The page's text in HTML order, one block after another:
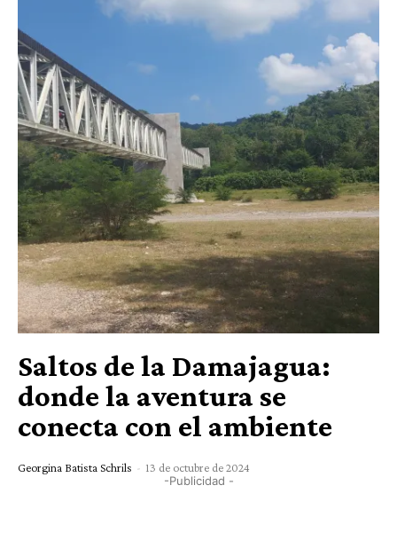
Saltos de la Damajagua:
donde la aventura se
conecta con el ambiente
Georgina Batista Schrils - 13 de octubre de 2024
-Publicidad -